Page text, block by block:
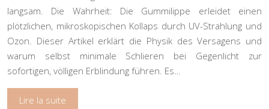
langsam. Die Wahrheit: Die Gummilippe erleidet einen
plötzlichen, mikroskopischen Kollaps durch UV-Strahlung und
Ozon. Dieser Artikel erklärt die Physik des Versagens und
warum selbst minimale Schlieren bei Gegenlicht zur
sofortigen, völligen Erblindung führen. Es…
Lire la suite